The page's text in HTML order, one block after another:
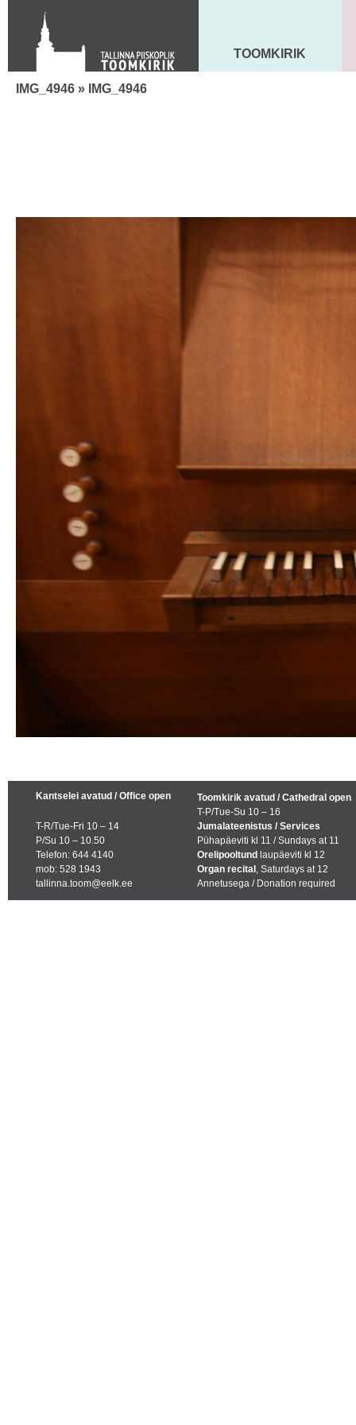
Toom-Kooli 6, 10130 TALLINN
tallinna.toom
+372 644 4140
MAARJA KIRIK
TOOMKIRIK
IMG_4946 » IMG_4946
Kantselei avatud / Office open
T-R/Tue-Fri 10 – 14
P/Su 10 – 10.50
Telefon: 644 4140
mob: 528 1943
tallinna.toom@eelk.ee
Toomkirik avatud / Cathedral open
T-P/Tue-Su 10 – 16
Jumalateenistus / Services
Pühapäeviti kl 11 / Sundays at 11
Orelipooltund laupäeviti kl 12
Organ recital , Saturdays at 12
Annetusega / Donation required